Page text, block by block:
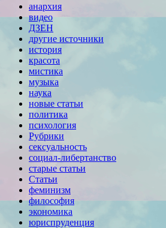
анархия
видео
ДЗЕН
другие источники
история
красота
мистика
музыка
наука
новые статьи
политика
психология
Рубрики
сексуальность
социал-либертанство
старые статьи
Статьи
феминизм
философия
экономика
юриспруденция